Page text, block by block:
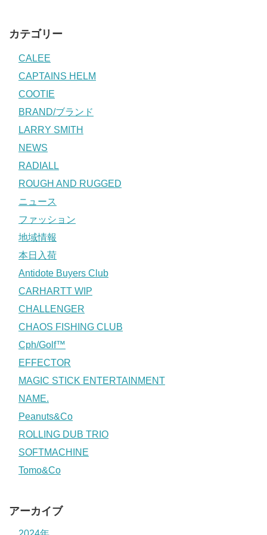
カテゴリー
CALEE
CAPTAINS HELM
COOTIE
BRAND/ブランド
LARRY SMITH
NEWS
RADIALL
ROUGH AND RUGGED
ニュース
ファッション
地域情報
本日入荷
Antidote Buyers Club
CARHARTT WIP
CHALLENGER
CHAOS FISHING CLUB
Cph/Golf™
EFFECTOR
MAGIC STICK ENTERTAINMENT
NAME.
Peanuts&Co
ROLLING DUB TRIO
SOFTMACHINE
Tomo&Co
アーカイブ